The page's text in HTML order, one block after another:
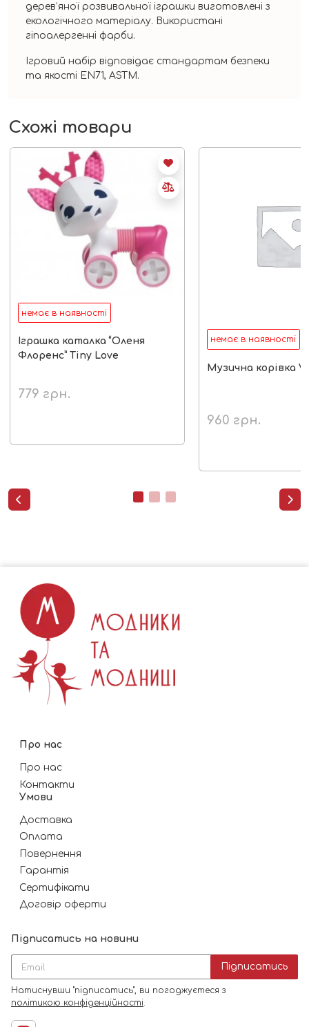
дерев’яної розвивальної іграшки виготовлені з
екологічного матеріалу. Використані
гіпоалергенні фарби.
Ігровий набір відповідає стандартам безпеки
та якості EN71, ASTM.
Схожі товари
немає в наявності
Іграшка каталка “Оленя
Флоренс” Tiny Love
779 грн.
немає в наявності
Музична корівка
960 грн.
 
Про нас
Про нас
Контакти
Умови
Доставка
Оплата
Повернення
Гарантія
Сертифікати
Договір оферти
Підписатись на новини
Підписатись
Натиснувши "підписатись", ви погоджуєтеся з
політикою конфіденційності.